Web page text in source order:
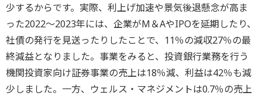
少するからです。実際、利上げ加速や景気後退懸念が高ま
った2022～2023年には、企業がM＆AやIPOを延期したり、
社債の発行を見送ったりしたことで、11％の減収27％の最
終減益となりました。事業をみると、投資銀行業務を行う
機関投資家向け証券事業の売上は18％減、利益は42％も減
少しました。一方、ウェルス・マネジメントは0.7％の売上